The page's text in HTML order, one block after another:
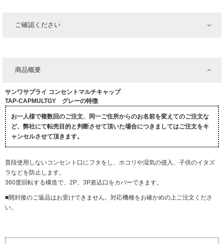
ご確認ください
商品概要
サンワサプライ コンセントマルチキャップ
TAP-CAPMULTGY グレーの特徴
お一人様で複数回のご注文、同一ご住所からのお名前を変えてのご注文な
ど、弊社にて転売目的と判断させて頂いた場合につきましてはご注文をキ
ャンセルさせて頂きます。
普段使用しないコンセント口にフタをし、ホコリや湿気の侵入、子供のイタズ
ラなどを防止します。
360度回転する構造で、2P、3P差込口をカバーできます。
■開封後のご返品はお受けできません。対応機種をお確かめの上ご注文くださ
い。